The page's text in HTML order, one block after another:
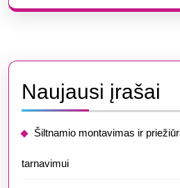
Naujausi įrašai
Šiltnamio montavimas ir
tarnavimui